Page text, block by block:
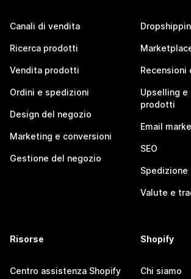
Canali di vendita
Ricerca prodotti
Vendita prodotti
Ordini e spedizioni
Design del negozio
Marketing e conversioni
Gestione del negozio
Upselling
prodotti
Email
SEO
Spedizione
Valute e
Risorse
Centro assistenza Shopify
Shopify
Chi siamo